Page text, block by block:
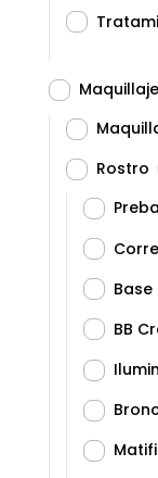
Maquillaje
Rostro
BB